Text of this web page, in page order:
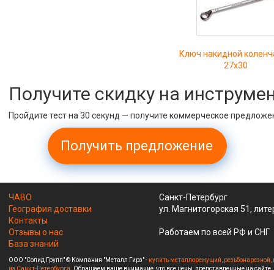
Ключ накидной
27х30
Получите скидку на
Пройдите тест на 30 секунд — получите коммерческое
Получить предложение
ЧАВО
География доставки
Контакты
Отзывы о нас
База знаний
Санкт-Петербург
ул. Магнитогорская 51,
Работаем по всей РФ и СНГ
ООО "Солид Групп" © Компания "Металл Гирз" - купить металлорежущий,
из Санкт-Петербурга. Обращаем ваше внимание, что все цены, представленные на